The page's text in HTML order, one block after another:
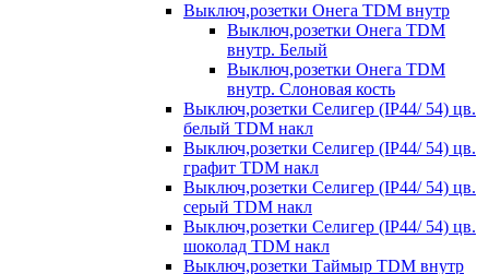
Выключ,розетки Онега TDM внутр
Выключ,розетки Онега TDM
внутр. Белый
Выключ,розетки Онега TDM
внутр. Слоновая кость
Выключ,розетки Селигер (IP44/ 54) цв.
белый TDM накл
Выключ,розетки Селигер (IP44/ 54) цв.
графит TDM накл
Выключ,розетки Селигер (IP44/ 54) цв.
серый TDM накл
Выключ,розетки Селигер (IP44/ 54) цв.
шоколад TDM накл
Выключ,розетки Таймыр TDM внутр